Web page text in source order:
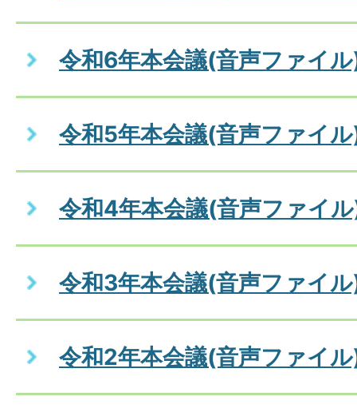
令和6年本会議(音声ファイ
令和5年本会議(音声ファイ
令和4年本会議(音声ファイ
令和3年本会議(音声ファイ
令和2年本会議(音声ファイ